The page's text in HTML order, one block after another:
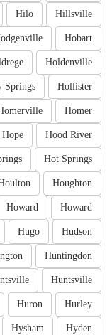
Hillsville
Hilo
Hobart
Holdenville
Hollister
Springs
Homer
Hood River
Hope
Hot Springs
Houghton
Howard
Howard
Hudson
Hugo
Huntingdon
Huntsville
Hurley
Huron
Hyden
Hysham